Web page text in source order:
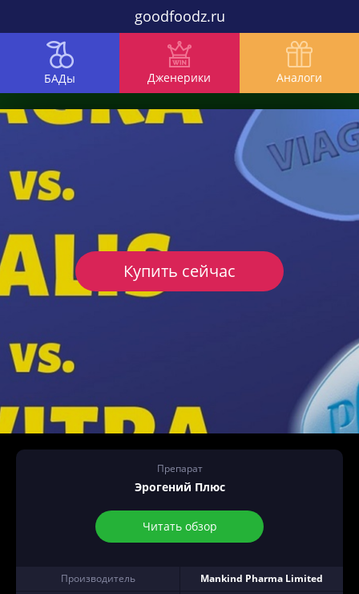
goodfoodz.ru
БАДы Дженерики Аналоги
Препарат
Эрогений Плюс
Читать обзор
Производитель
Mankind Pharma Limited
Купить сейчас